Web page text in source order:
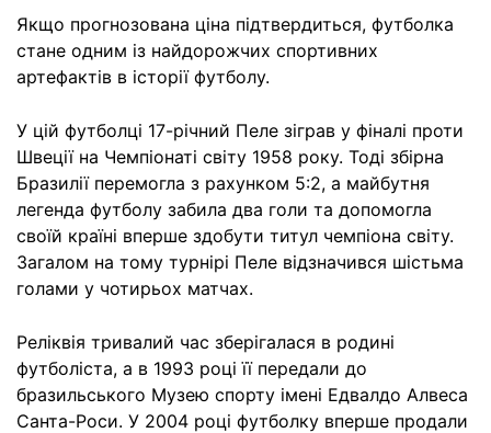
Якщо прогнозована ціна підтвердиться, футболка
стане одним із найдорожчих спортивних
артефактів в історії футболу.
У цій футболці 17-річний Пеле зіграв у фіналі проти
Швеції на Чемпіонаті світу 1958 року. Тоді збірна
Бразилії перемогла з рахунком 5:2, а майбутня
легенда футболу забила два голи та допомогла
своїй країні вперше здобути титул чемпіона світу.
Загалом на тому турнірі Пеле відзначився шістьма
голами у чотирьох матчах.
Реліквія тривалий час зберігалася в родині
футболіста, а в 1993 році її передали до
бразильського Музею спорту імені Едвалдо Алвеса
Санта-Роси. У 2004 році футболку вперше продали